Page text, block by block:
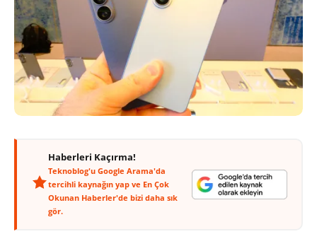
Haberleri Kaçırma!
Teknoblog'u Google Arama'da
tercihli kaynağın yap ve En Çok
Okunan Haberler'de bizi daha sık
gör.